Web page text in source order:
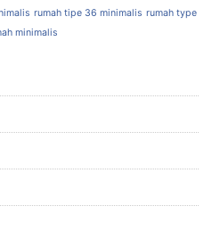
rumah tipe 36 minimalis rumah type
minimalis